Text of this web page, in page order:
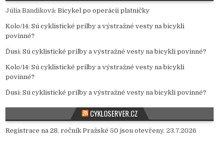
Júlia Bandiková:Bicykel po operácii platničky
Kolo/14:Sú cyklistické prilby a výstražné vesty na bicykli
povinné?
Ďusi:Sú cyklistické prilby a výstražné vesty na bicykli povinné?
Kolo/14:Sú cyklistické prilby a výstražné vesty na bicykli
povinné?
Ďusi:Sú cyklistické prilby a výstražné vesty na bicykli povinné?
CYKLOSERVER.CZ
Registrace na 28. ročník Pražské 50 jsou otevřeny. 23.7.2026